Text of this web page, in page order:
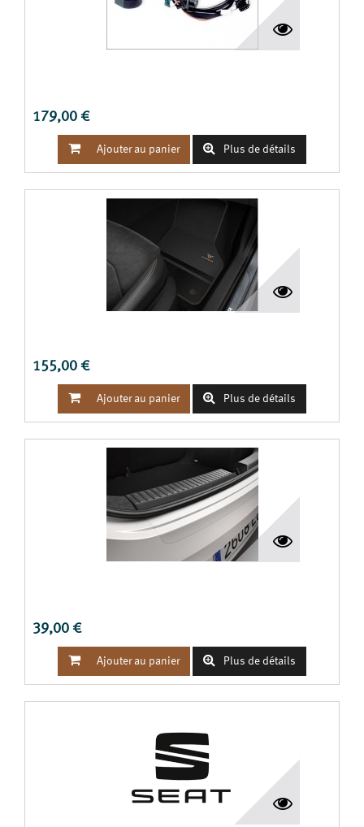
179,00 €
 Ajouter au panier  Plus de détails
155,00 €
 Ajouter au panier  Plus de détails
39,00 €
 Ajouter au panier  Plus de détails